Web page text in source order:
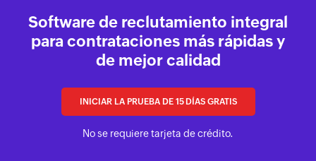
Software de reclutamiento integral
para contrataciones más rápidas y
de mejor calidad
INICIAR LA PRUEBA DE 15 DÍAS GRATIS
No se requiere tarjeta de crédito.